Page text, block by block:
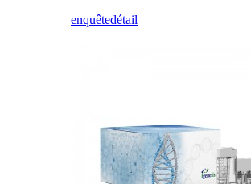
enquêtedétail